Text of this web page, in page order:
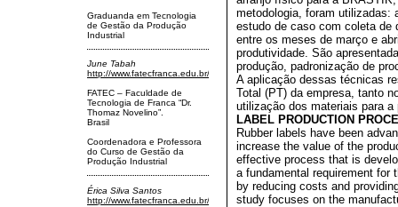
Graduanda em Tecnologia
de Gestão da Produção
Industrial
June Tabah
http://www.fatecfranca.edu.br/
FATEC – Faculdade de
Tecnologia de Franca “Dr.
Thomaz Novelino”.
Brasil
Coordenadora e Professora
do Curso de Gestão da
Produção Industrial
Érica Silva Santos
http://www.fatecfranca.edu.br/
metodologia, foram utilizadas:
estudo de caso com coleta de
entre os meses de março e
produtividade. São
produção, padronização de
A aplicação dessas técnicas
Total (PT) da empresa, tanto
utilização dos materiais para
LABEL PRODUCTION
Rubber labels have been
increase the value of the
effective process that is
a fundamental requirement for
by reducing costs and
study focuses on the